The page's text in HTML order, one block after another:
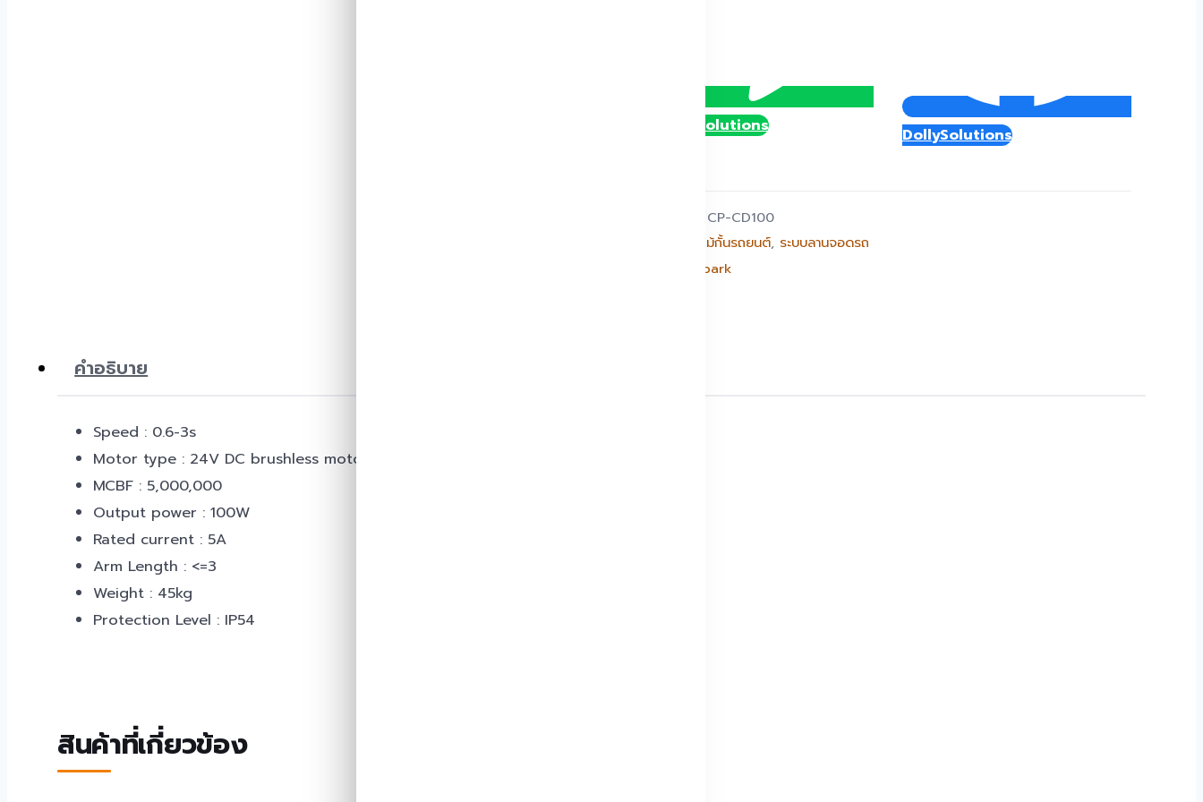
@DollySolutions DollySolutions
CP-CD100
ไม้กั้นรถยนต์, ระบบลานจอดรถ
Dpark
คำอธิบาย
Speed : 0.6-3s
Motor type : 24V DC brushless motor
MCBF : 5,000,000
Output power : 100W
Rated current : 5A
Arm Length : <=3
Weight : 45kg
Protection Level : IP54
สินค้าที่เกี่ยวข้อง